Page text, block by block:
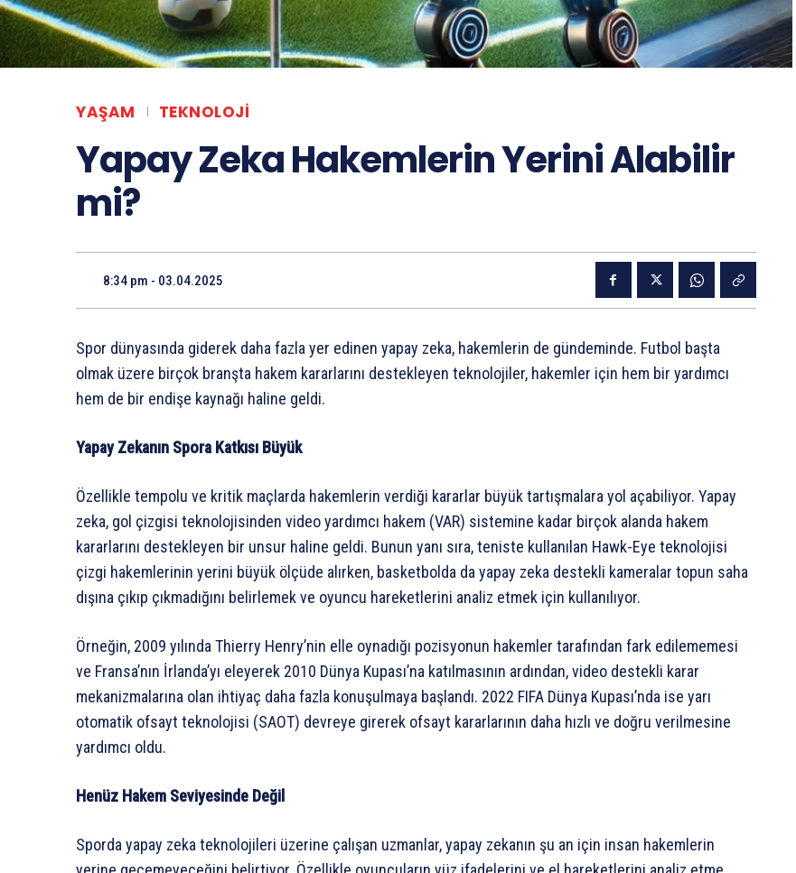
YAŞAM TEKNOLOJI
Yapay Zeka Hakemlerin Yerini Alabilir
mi?
8:34 pm - 03.04.2025
Spor dünyasında giderek daha fazla yer edinen yapay zeka, hakemlerin de gündeminde. Futbol başta
olmak üzere birçok branşta hakem kararlarını destekleyen teknolojiler, hakemler için hem bir yardımcı
hem de bir endişe kaynağı haline geldi.
Yapay Zekanın Spora Katkısı Büyük
Özellikle tempolu ve kritik maçlarda hakemlerin verdiği kararlar büyük tartışmalara yol açabiliyor. Yapay
zeka, gol çizgisi teknolojisinden video yardımcı hakem (VAR) sistemine kadar birçok alanda hakem
kararlarını destekleyen bir unsur haline geldi. Bunun yanı sıra, teniste kullanılan Hawk-Eye teknolojisi
çizgi hakemlerinin yerini büyük ölçüde alırken, basketbolda da yapay zeka destekli kameralar topun saha
dışına çıkıp çıkmadığını belirlemek ve oyuncu hareketlerini analiz etmek için kullanılıyor.
Örneğin, 2009 yılında Thierry Henry’nin elle oynadığı pozisyonun hakemler tarafından fark edilememesi
ve Fransa’nın İrlanda’yı eleyerek 2010 Dünya Kupası’na katılmasının ardından, video destekli karar
mekanizmalarına olan ihtiyaç daha fazla konuşulmaya başlandı. 2022 FIFA Dünya Kupası’nda ise yarı
otomatik ofsayt teknolojisi (SAOT) devreye girerek ofsayt kararlarının daha hızlı ve doğru verilmesine
yardımcı oldu.
Henüz Hakem Seviyesinde Değil
Sporda yapay zeka teknolojileri üzerine çalışan uzmanlar, yapay zekanın şu an için insan hakemlerin